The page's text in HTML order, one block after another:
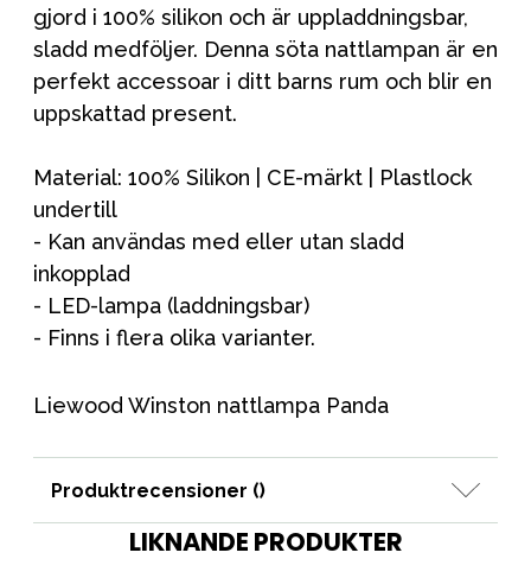
gjord i 100% silikon och är uppladdningsbar,
sladd medföljer. Denna söta nattlampan är en
perfekt accessoar i ditt barns rum och blir en
uppskattad present.
Material: 100% Silikon | CE-märkt | Plastlock
undertill
- Kan användas med eller utan sladd
inkopplad
- LED-lampa (laddningsbar)
- Finns i flera olika varianter.
Liewood Winston nattlampa Panda
Produktrecensioner ()
LIKNANDE PRODUKTER